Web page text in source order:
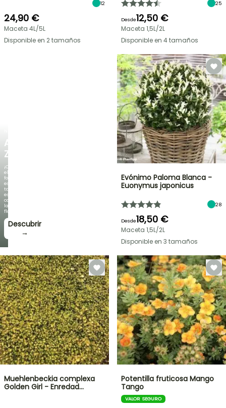
AGAPANTHUS
ZAMBEZI
¡Cuando
el
follaje
es
tan
espectacular
como
la
floración!
Descubrir
→
12
24,90 €
Maceta 4L/5L
Disponible en 2 tamaños
25
Desde12,50 €
Maceta 1,5L/2L
Disponible en 4 tamaños
Evónimo Paloma Blanca -
Euonymus japonicus
28
Desde18,50 €
Maceta 1,5L/2L
Disponible en 3 tamaños
Muehlenbeckia complexa
Golden Girl - Enredad…
Potentilla fruticosa Mango
Tango
VALOR SEGURO